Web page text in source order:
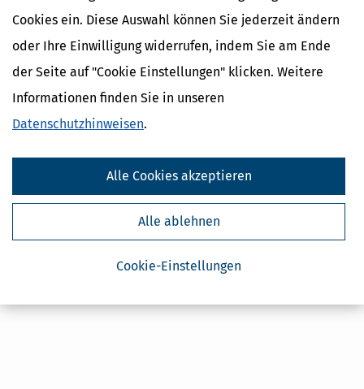
Cookies ein. Diese Auswahl können Sie jederzeit ändern
oder Ihre Einwilligung widerrufen, indem Sie am Ende
der Seite auf "Cookie Einstellungen" klicken. Weitere
Informationen finden Sie in unseren
Datenschutzhinweisen.
Cookie-Einstellungen
Alle ablehnen
Alle Cookies akzeptieren
Kostenlose Steuertipps & News
Ja, ich möchte die kostenlosen Newsletter
von Steuertipps abonnieren. Die
Meine Einwilligung kann ich jederzeit durch
Abbestellung des Newsletters widerrufen.